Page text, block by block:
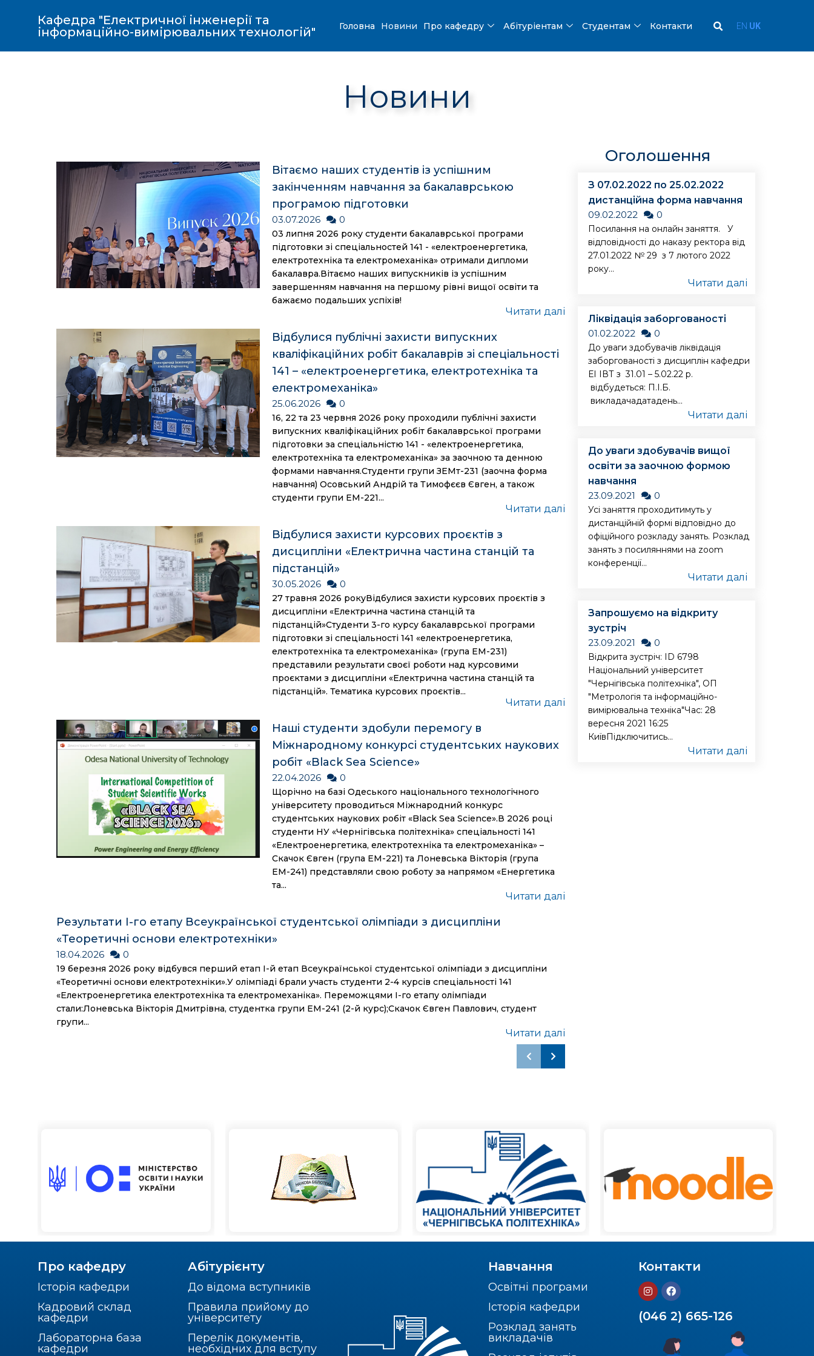
Кафедра "Електричної інженерії та
інформаційно-вимірювальних технологій"
Головна Новини Про кафедру Абітуріентам Студентам Контакти EN UK
Новини
Вітаємо наших студентів із успішним
закінченням навчання за бакалаврською
програмою підготовки
03.07.2026 0
03 липня 2026 року студенти бакалаврської програми
підготовки зі спеціальностей 141 - «електроенергетика,
електротехніка та електромеханіка» отримали дипломи
бакалавра.Вітаємо наших випускників із успішним
завершенням навчання на першому рівні вищої освіти та
бажаємо подальших успіхів!
Читати далі
Відбулися публічні захисти випускних
кваліфікаційних робіт бакалаврів зі спеціальності
141 – «електроенергетика, електротехніка та
електромеханіка»
25.06.2026 0
16, 22 та 23 червня 2026 року проходили публічні захисти
випускних кваліфікаційних робіт бакалаврської програми
підготовки за спеціальністю 141 - «електроенергетика,
електротехніка та електромеханіка» за заочною та денною
формами навчання.Студенти групи ЗЕМт-231 (заочна форма
навчання) Осовський Андрій та Тимофєєв Євген, а також
студенти групи ЕМ-221...
Читати далі
Відбулися захисти курсових проєктів з
дисципліни «Електрична частина станцій та
підстанцій»
30.05.2026 0
27 травня 2026 рокуВідбулися захисти курсових проєктів з
дисципліни «Електрична частина станцій та
підстанцій»Студенти 3-го курсу бакалаврської програми
підготовки зі спеціальності 141 «електроенергетика,
електротехніка та електромеханіка» (група ЕМ-231)
представили результати своєї роботи над курсовими
проєктами з дисципліни «Електрична частина станцій та
підстанцій». Тематика курсових проєктів...
Читати далі
Наші студенти здобули перемогу в
Міжнародному конкурсі студентських наукових
робіт «Black Sea Science»
22.04.2026 0
Щорічно на базі Одеського національного технологічного
університету проводиться Міжнародний конкурс
студентських наукових робіт «Black Sea Science».В 2026 році
студенти НУ «Чернігівська політехніка» спеціальності 141
«Електроенергетика, електротехніка та електромеханіка» –
Скачок Євген (група ЕМ-221) та Лоневська Вікторія (група
ЕМ-241) представляли свою роботу за напрямом «Енергетика
та...
Читати далі
Результати І-го етапу Всеукраїнської студентської олімпіади з дисципліни
«Теоретичні основи електротехніки»
18.04.2026 0
19 березня 2026 року відбувся перший етап І-й етап Всеукраїнської студентської олімпіади з дисципліни
«Теоретичні основи електротехніки».У олімпіаді брали участь студенти 2-4 курсів спеціальності 141
«Електроенергетика електротехніка та електромеханіка». Переможцями І-го етапу олімпіади
стали:Лоневська Вікторія Дмитрівна, студентка групи ЕМ-241 (2-й курс);Скачок Євген Павлович, студент
групи...
Читати далі
Оголошення
З 07.02.2022 по 25.02.2022
дистанційна форма навчання
09.02.2022
0
Посилання на онлайн заняття. У
відповідності до наказу ректора від
27.01.2022 № 29 з 7 лютого 2022
року...
Читати далі
Ліквідація заборгованості
01.02.2022
0
До уваги здобувачів ліквідація
заборгованості з дисциплін кафедри
ЕІ ІВТ з 31.01 – 5.02.22 р.
відбудеться: П.І.Б.
викладачадатадень...
Читати далі
До уваги здобувачів вищої
освіти за заочною формою
навчання
23.09.2021
0
Усі заняття проходитимуть у
дистанційній формі відповідно до
офіційного розкладу занять. Розклад
занять з посиляннями на zoom
конференції...
Читати далі
Запрошуємо на відкриту
зустріч
23.09.2021
0
Відкрита зустріч: ID 6798
Національний університет
"Чернігівська політехніка", ОП
"Метрологія та інформаційно-
вимірювальна техніка"Час: 28
вересня 2021 16:25
КиївПідключитись...
Читати далі
Про кафедру
Історія кафедри
Кадровий склад
кафедри
Лабораторна база
кафедри
Абітурієнту
До відома вступників
Правила прийому до
університету
Перелік документів,
необхідних для вступу
Навчання
Освітні програми
Історія кафедри
Розклад занять
викладачів
Контакти
(046 2) 665-126